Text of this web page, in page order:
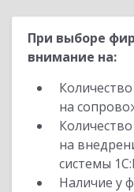
При выборе
внимание на:
на
на
системы
Наличие у